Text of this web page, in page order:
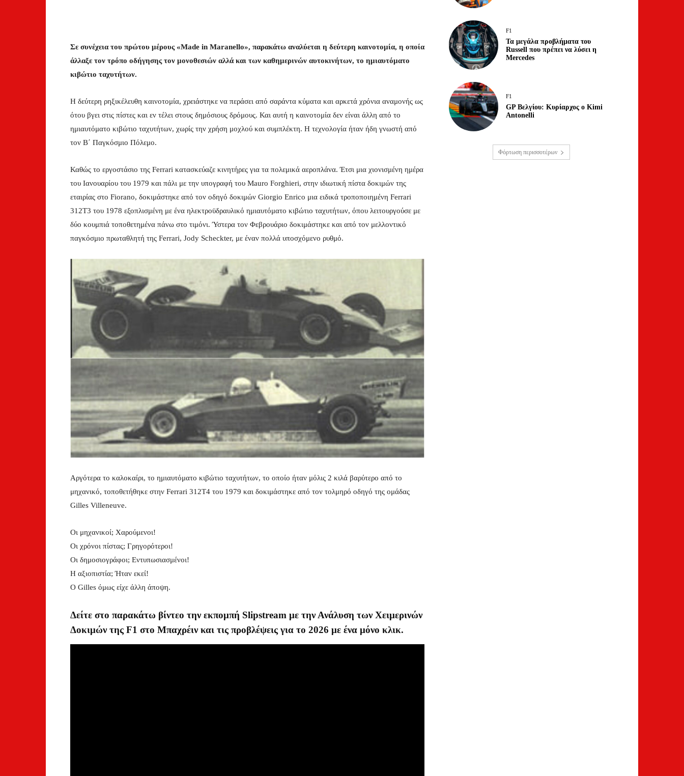
Σε συνέχεια του πρώτου μέρους «Made in Maranello», παρακάτω αναλύεται η δεύτερη καινοτομία, η οποία
άλλαξε τον τρόπο οδήγησης τον μονοθεσιών αλλά και των καθημερινών αυτοκινήτων, το ημιαυτόματο
κιβώτιο ταχυτήτων.
Η δεύτερη ρηξικέλευθη καινοτομία, χρειάστηκε να περάσει από σαράντα κύματα και αρκετά χρόνια αναμονής ως
ότου βγει στις πίστες και εν τέλει στους δημόσιους δρόμους. Και αυτή η καινοτομία δεν είναι άλλη από το
ημιαυτόματο κιβώτιο ταχυτήτων, χωρίς την χρήση μοχλού και συμπλέκτη. Η τεχνολογία ήταν ήδη γνωστή από
τον Β΄ Παγκόσμιο Πόλεμο.
Καθώς το εργοστάσιο της Ferrari κατασκεύαζε κινητήρες για τα πολεμικά αεροπλάνα. Έτσι μια χιονισμένη ημέρα
του Ιανουαρίου του 1979 και πάλι με την υπογραφή του Mauro Forghieri, στην ιδιωτική πίστα δοκιμών της
εταιρίας στο Fiorano, δοκιμάστηκε από τον οδηγό δοκιμών Giorgio Enrico μια ειδικά τροποποιημένη Ferrari
312T3 του 1978 εξοπλισμένη με ένα ηλεκτροϋδραυλικό ημιαυτόματο κιβώτιο ταχυτήτων, όπου λειτουργούσε με
δύο κουμπιά τοποθετημένα πάνω στο τιμόνι. Ύστερα τον Φεβρουάριο δοκιμάστηκε και από τον μελλοντικό
παγκόσμιο πρωταθλητή της Ferrari, Jody Scheckter, με έναν πολλά υποσχόμενο ρυθμό.
Αργότερα το καλοκαίρι, το ημιαυτόματο κιβώτιο ταχυτήτων, το οποίο ήταν μόλις 2 κιλά βαρύτερο από το
μηχανικό, τοποθετήθηκε στην Ferrari 312T4 του 1979 και δοκιμάστηκε από τον τολμηρό οδηγό της ομάδας
Gilles Villeneuve.
Οι μηχανικοί; Χαρούμενοι!
Οι χρόνοι πίστας; Γρηγορότεροι!
Οι δημοσιογράφοι; Εντυπωσιασμένοι!
Η αξιοπιστία; Ήταν εκεί!
Ο Gilles όμως είχε άλλη άποψη.
Δείτε στο παρακάτω βίντεο την εκπομπή Slipstream με την Ανάλυση των Χειμερινών
Δοκιμών της F1 στο Μπαχρέιν και τις προβλέψεις για το 2026 με ένα μόνο κλικ.
F1
Τα μεγάλα προβλήματα του
Russell που πρέπει να λύσει η
Mercedes
F1
GP Βελγίου: Κυρίαρχος ο Kimi
Antonelli
Φόρτωση περισσοτέρων